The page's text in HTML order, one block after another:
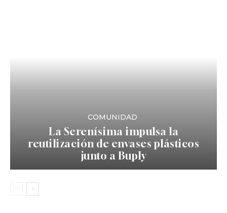
COMUNIDAD
La Serenísima impulsa la
reutilización de envases plásticos
junto a Buply